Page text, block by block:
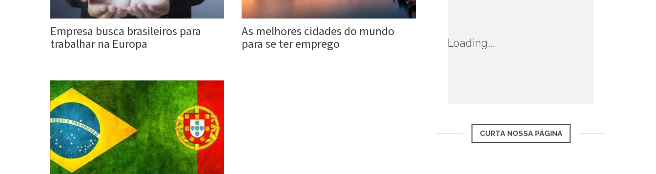
Empresa busca brasileiros para
trabalhar na Europa
As melhores cidades do mundo
para se ter emprego
Loading...
CURTA NOSSA PÁGINA